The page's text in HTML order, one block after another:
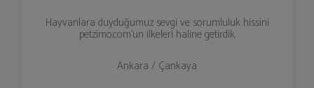
Hayvanlara duyduğumuz sevgi ve sorumluluk hissini
petzimo.com'un ilkeleri haline getirdik.
Ankara / Çankaya